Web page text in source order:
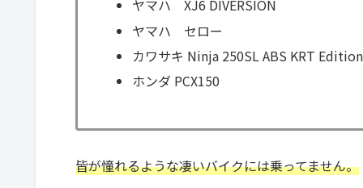
ヤマハ XJ6 DIVERSION
ヤマハ セロー
カワサキ Ninja 250SL ABS KRT Edition
ホンダ PCX150
皆が憧れるような凄いバイクには乗ってません。